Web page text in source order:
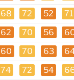
68 72 52 71
62 70 56
60 70 63
74 72 54